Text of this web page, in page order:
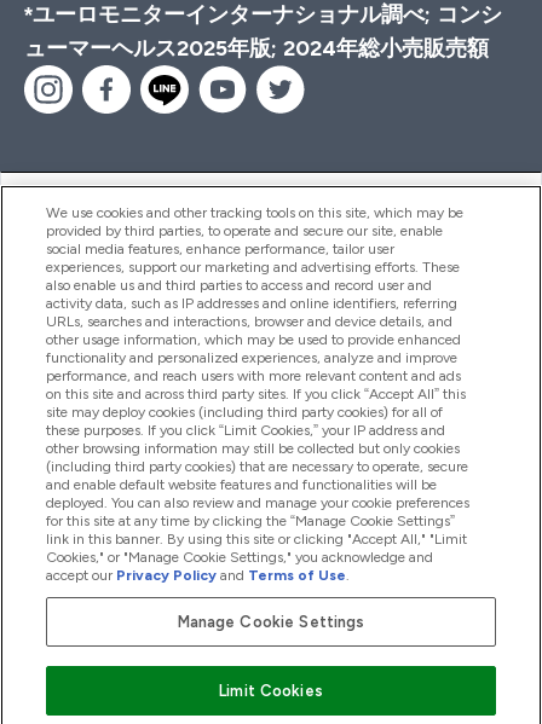
*ユーロモニターインターナショナル調べ; コンシ
ューマーヘルス2025年版; 2024年総小売販売額
ヘルプ＆ガイド
商品について
会社概要
特典＆ポイント
2026 The Hut.com Ltd
Pay with
We use cookies and other tracking tools on this site, which may be
provided by third parties, to operate and secure our site, enable
social media features, enhance performance, tailor user
experiences, support our marketing and advertising efforts. These
also enable us and third parties to access and record user and
activity data, such as IP addresses and online identifiers, referring
URLs, searches and interactions, browser and device details, and
other usage information, which may be used to provide enhanced
functionality and personalized experiences, analyze and improve
performance, and reach users with more relevant content and ads
on this site and across third party sites. If you click “Accept All” this
site may deploy cookies (including third party cookies) for all of
these purposes. If you click “Limit Cookies,” your IP address and
other browsing information may still be collected but only cookies
(including third party cookies) that are necessary to operate, secure
and enable default website features and functionalities will be
deployed. You can also review and manage your cookie preferences
for this site at any time by clicking the “Manage Cookie Settings”
link in this banner. By using this site or clicking "Accept All," "Limit
Cookies," or "Manage Cookie Settings," you acknowledge and
accept our Privacy Policy and Terms of Use.
Manage Cookie Settings
Limit Cookies